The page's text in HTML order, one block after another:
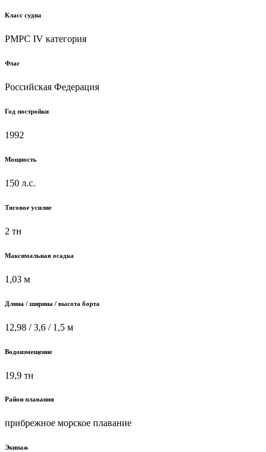
Класс судна
РМРС IV категория
Флаг
Российская Федерация
Год постройки
1992
Мощность
150 л.с.
Тяговое усилие
2 тн
Максимальная осадка
1,03 м
Длина / ширина / высота борта
12,98 / 3,6 / 1,5 м
Водоизмещение
19,9 тн
Район плавания
прибрежное морское плавание
Экипаж